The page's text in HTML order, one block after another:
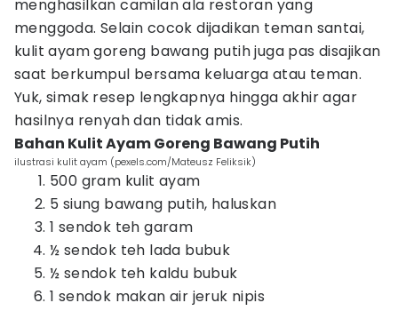
menghasilkan camilan ala restoran yang
menggoda. Selain cocok dijadikan teman santai,
kulit ayam goreng bawang putih juga pas disajikan
saat berkumpul bersama keluarga atau teman.
Yuk, simak resep lengkapnya hingga akhir agar
hasilnya renyah dan tidak amis.
Bahan Kulit Ayam Goreng Bawang Putih
ilustrasi kulit ayam (pexels.com/Mateusz Feliksik)
500 gram kulit ayam
5 siung bawang putih, haluskan
1 sendok teh garam
½ sendok teh lada bubuk
½ sendok teh kaldu bubuk
1 sendok makan air jeruk nipis